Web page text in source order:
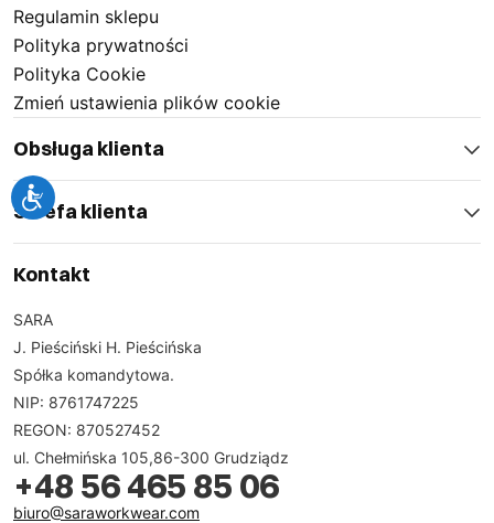
Regulamin sklepu
Polityka prywatności
Polityka Cookie
Zmień ustawienia plików cookie
Obsługa klienta
Strefa klienta
Kontakt
SARA
J. Pieściński H. Pieścińska
Spółka komandytowa.
NIP: 8761747225
REGON: 870527452
ul. Chełmińska 105,86-300 Grudziądz
+48 56 465 85 06
biuro@saraworkwear.com